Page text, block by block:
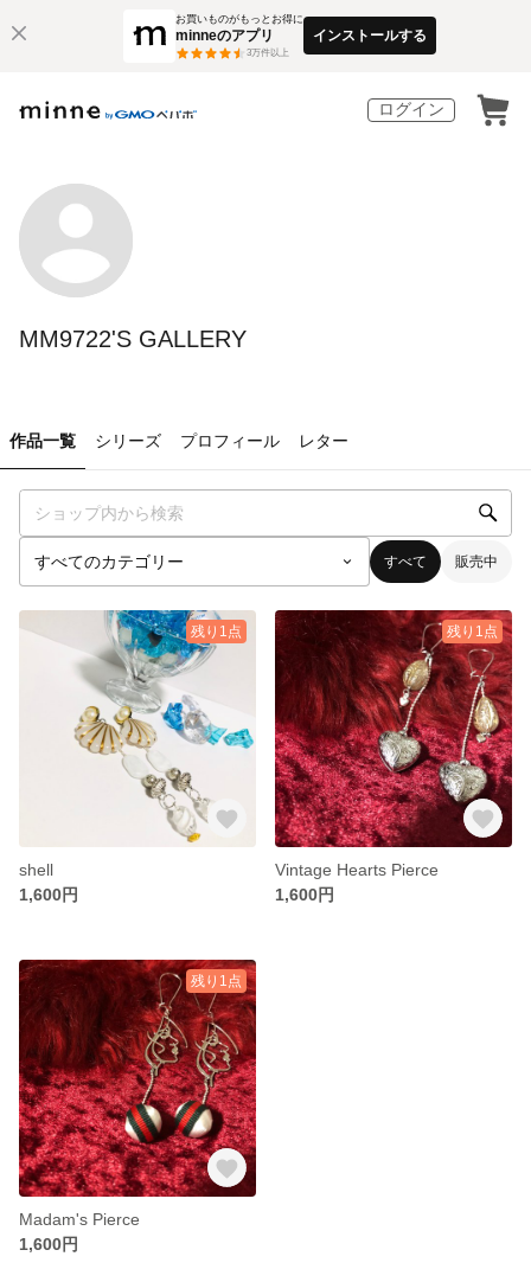
お買いものがもっとお得に
minneのアプリ
3万件以上
インストールする
ログイン
MM9722'S GALLERY
作品一覧 シリーズ プロフィール レター
すべて 販売中
残り1点
shell
1,600円
残り1点
Vintage Hearts Pierce
1,600円
残り1点
Madam's Pierce
1,600円